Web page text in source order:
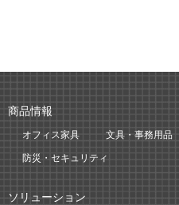
商品情報
オフィス家具 文具・事務用品
防災・セキュリティ
ソリューション